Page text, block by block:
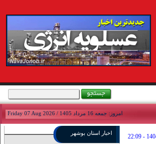
امروز: جمعه 16 مرداد 1405 / Friday 07 Aug 2026
اخبار استان بوشهر